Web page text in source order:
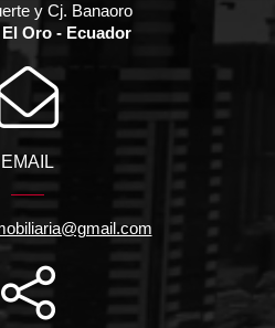
y Cj. Banaoro
Oro - Ecuador
EMAIL